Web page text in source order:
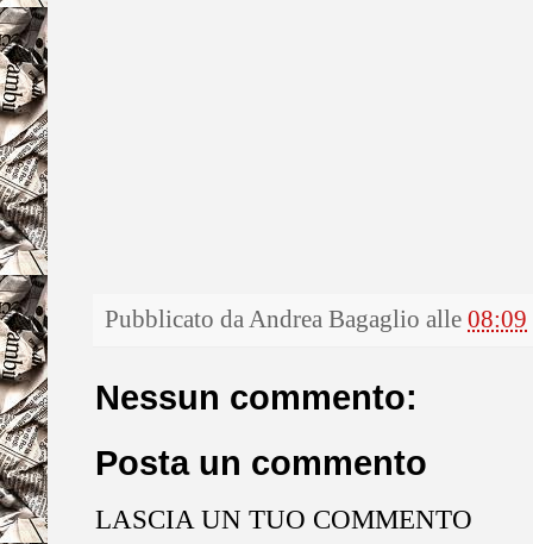
Pubblicato daAndrea Bagaglio alle 08:09
Nessun commento:
Posta un commento
LASCIA UN TUO COMMENTO